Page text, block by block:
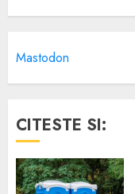
Mastodon
CITESTE SI: